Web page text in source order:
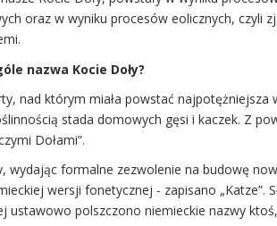
oraz w wyniku procesów eolicznych, czyli
nazwa Kocie Doły?
nad którym miała powstać
stada domowych gęsi i kaczek. Z
Dołami”.
wydając formalne zezwolenie na budowę
wersji fonetycznej - zapisano „Katze”.
ustawowo polszczono niemieckie nazwy